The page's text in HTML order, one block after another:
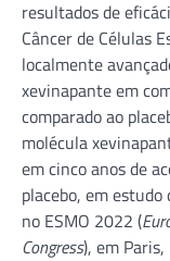
resultados de
Câncer de Células
localmente
xevinapante em
comparado ao
molécula
em cinco anos de
placebo, em
no ESMO 2022 (
Congress), em